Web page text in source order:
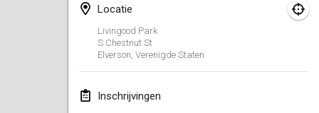
Locatie
Livingood Park
S Chestnut St
Elverson Verenigde Staten
Inschrijvingen
30 mrt. 2024
Kubbtornooi 24 Uren Chiro Hallaar